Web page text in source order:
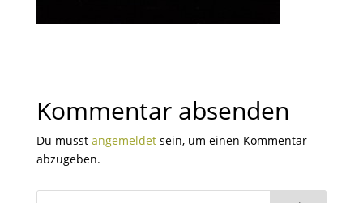
Kommentar absenden
Du musst angemeldetsein, um einen Kommentar
abzugeben.